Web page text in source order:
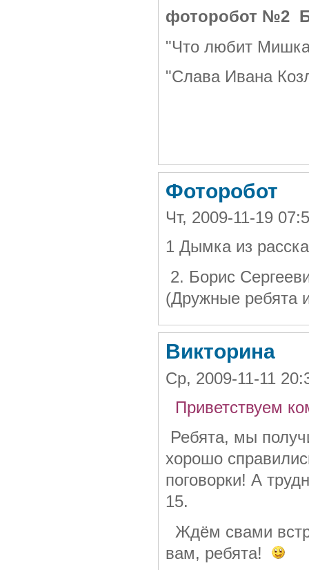
фоторобот №2
"Что любит
"Слава Ивана
Фоторобот
Чт, 2009-11-19
1 Дымка из
2. Борис
(Дружные ребята
Викторина
Ср, 2009-11-11
Приветствуем
Ребята, мы
хорошо
поговорки! А
15.
Ждём свами
вам, ребята!